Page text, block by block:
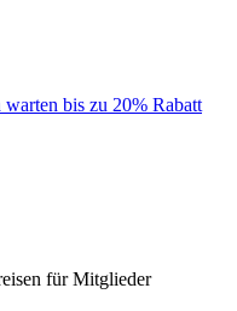
bis zu 20% Rabatt
für Mitglieder